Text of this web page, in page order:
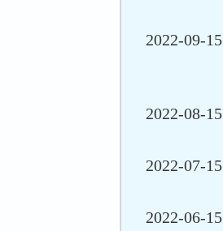
2022-09-15
2022-08-15
2022-07-15
2022-06-15